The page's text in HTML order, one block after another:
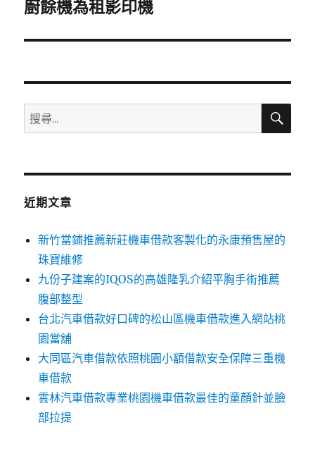
一
文
廚餘機為租影印機
搜
尋
鍵
搜
近期文章
新竹當鋪推薦新莊機車借款客製化的永康預售屋的
珠寶維修
九份子建案的IQOS的高雄隆乳介紹平胸手術推薦
腹部整型
台北汽車借款好口碑的松山區機車借款進入網站桃
園當舖
大同區汽車借款依照桃園小額借款安全保障三重機
車借款
雲林汽車借款專業桃園機車借款最佳的童顏針並臉
部拉提